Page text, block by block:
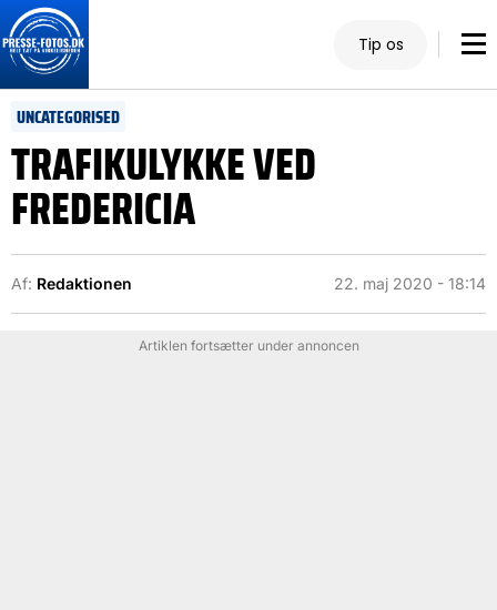
Tip os
UNCATEGORISED
TRAFIKULYKKE VED
FREDERICIA
Af: Redaktionen 22. maj 2020 - 18:14
Artiklen fortsætter under annoncen